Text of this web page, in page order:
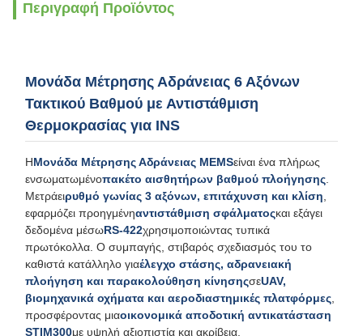
Περιγραφή Προϊόντος
Μονάδα Μέτρησης Αδράνειας 6 Αξόνων
Τακτικού Βαθμού με Αντιστάθμιση
Θερμοκρασίας για INS
ΗΜονάδα Μέτρησης Αδράνειας MEMSείναι ένα πλήρως
ενσωματωμένοπακέτο αισθητήρων βαθμού πλοήγησης
Μετράειρυθμό γωνίας 3 αξόνων, επιτάχυνση και κλίση
εφαρμόζει προηγμένηαντιστάθμιση σφάλματοςκαι εξάγει
δεδομένα μέσωRS-422χρησιμοποιώντας τυπικά
πρωτόκολλα. Ο συμπαγής, στιβαρός σχεδιασμός του το
καθιστά κατάλληλο γιαέλεγχο στάσης, αδρανειακή
πλοήγηση και παρακολούθηση κίνησηςσεUAV,
βιομηχανικά οχήματα και αεροδιαστημικές πλατφόρμες
προσφέροντας μιαοικονομικά αποδοτική αντικατάσταση
STIM300με υψηλή αξιοπιστία και ακρίβεια.